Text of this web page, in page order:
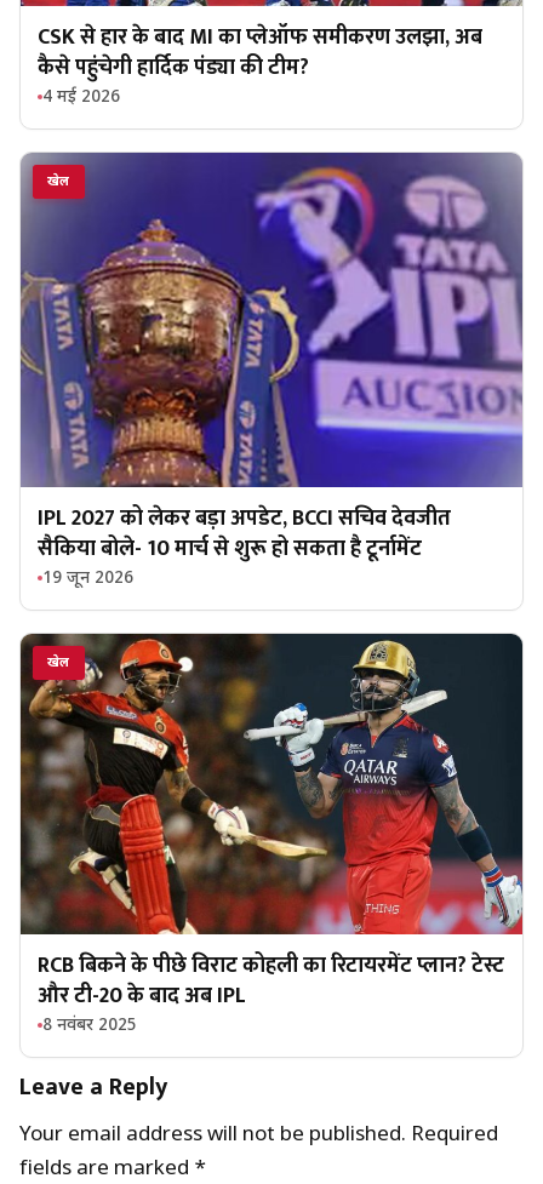
CSK से हार के बाद MI का प्लेऑफ समीकरण उलझा, अब
कैसे पहुंचेगी हार्दिक पंड्या की टीम?
4 मई 2026
खेल
IPL 2027 को लेकर बड़ा अपडेट, BCCI सचिव देवजीत
सैकिया बोले- 10 मार्च से शुरू हो सकता है टूर्नामेंट
19 जून 2026
खेल
RCB बिकने के पीछे विराट कोहली का रिटायरमेंट प्लान? टेस्ट
और टी-20 के बाद अब IPL
8 नवंबर 2025
Leave a Reply
Your email address will not be published. Required
fields are marked *